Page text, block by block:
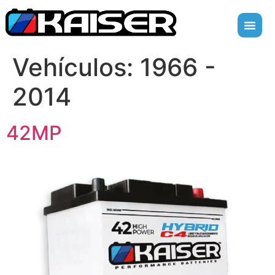
Vehículos: 1966 -
2014
42MP